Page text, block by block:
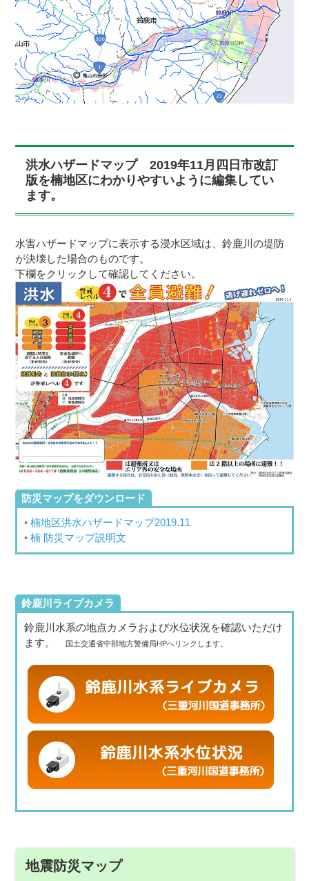
洪水ハザードマップ 2019年11月四日市改訂
版を楠地区にわかりやすいように編集してい
ます。
水害ハザードマップに表示する浸水区域は、鈴鹿川の堤防
が決壊した場合のものです。
下欄をクリックして確認してください。
防災マップをダウンロード
楠地区洪水ハザードマップ2019.11
楠 防災マップ説明文
鈴鹿川ライブカメラ
鈴鹿川水系の地点カメラおよび水位状況を確認いただけ
ます。
国土交通省中部地方警備局HPへリンクします。
地震防災マップ